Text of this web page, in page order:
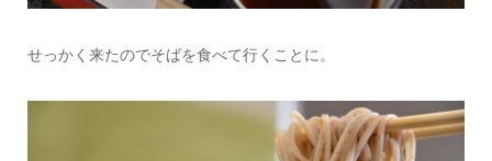
せっかく来たのでそばを食べて行くことに。